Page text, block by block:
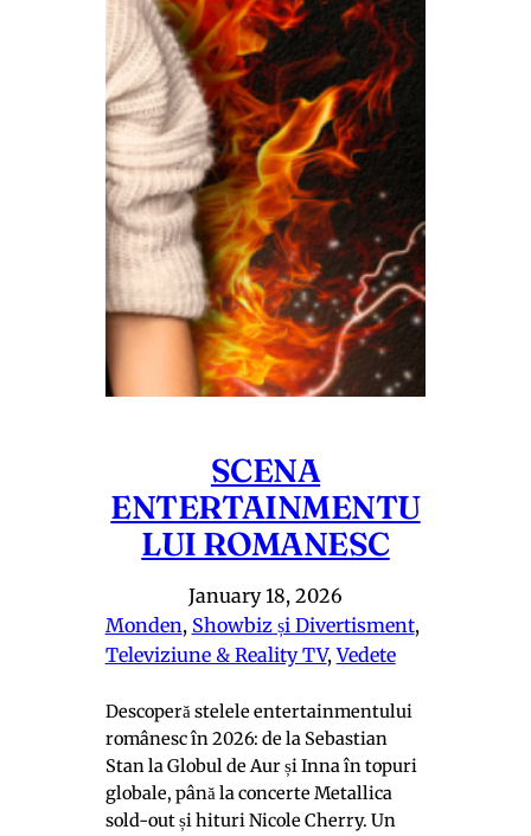
SCENA
ENTERTAINMENTU
LUI ROMANESC
January 18, 2026
Monden, Showbiz și Divertisment ,
Televiziune & Reality TV, Vedete
Descoperă stelele entertainmentului
românesc în 2026: de la Sebastian
Stan la Globul de Aur și Inna în topuri
globale, până la concerte Metallica
sold-out și hituri Nicole Cherry. Un